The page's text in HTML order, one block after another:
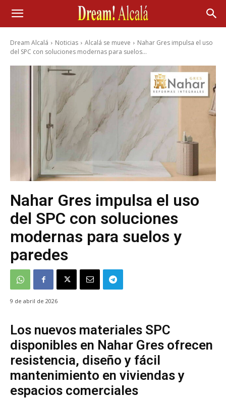
Dream Alcalá Noticias Alcalá se mueve
Nahar Gres impulsa el uso
del SPC con soluciones modernas para suelos...
Nahar Gres impulsa el uso
del SPC con soluciones
modernas para suelos y
paredes
9 de abril de 2026
Los nuevos materiales SPC
disponibles en Nahar Gres ofrecen
resistencia, diseño y fácil
mantenimiento en viviendas y
espacios comerciales